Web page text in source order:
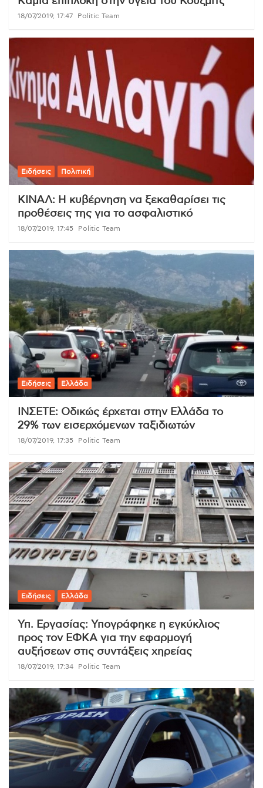
18/07/2019, 17:47 Politic Team
Ειδήσεις Πολιτική
ΚΙΝΑΛ: Η κυβέρνηση να ξεκαθαρίσει τις
προθέσεις της για το ασφαλιστικό
18/07/2019, 17:45 Politic Team
Ειδήσεις Ελλάδα
ΙΝΣΕΤΕ: Οδικώς έρχεται στην Ελλάδα τo
29% των εισερχόμενων ταξιδιωτών
18/07/2019, 17:35 Politic Team
Ειδήσεις Ελλάδα
Υπ. Εργασίας: Υπογράφηκε η εγκύκλιος
προς τον ΕΦΚΑ για την εφαρμογή
αυξήσεων στις συντάξεις χηρείας
18/07/2019, 17:34 Politic Team